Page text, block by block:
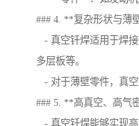
### 4. **复杂形状与薄
- 真空钎焊适用于焊接
多层板等。
- 对于薄壁零件，真空
### 5. **高真空、高气
- 真空钎焊能够实现高